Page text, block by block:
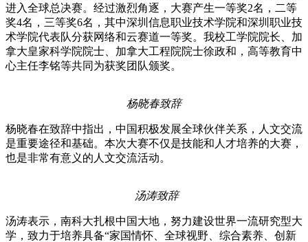
进入全球总决赛。经过激烈角逐，大赛产生一等奖2名，二等
奖4名，三等奖6名，其中深圳信息职业技术学院和深圳职业技
术学院代表队分获网络和云赛道一等奖。我校工学院院长、加
拿大皇家科学院院士、加拿大工程院院士徐政和，高等教育中
心主任李铭等共同为获奖团队颁奖。
杨晓春致辞
杨晓春在致辞中指出，中国积极发展全球伙伴关系，人文交流
是重要途径和基础。本次大赛不仅是技能和人才培养的大赛，
也是非常有意义的人文交流活动。
汤涛致辞
汤涛表示，南科大扎根中国大地，努力建设世界一流研究型大
学，致力于培养具备“家国情怀、全球视野、综合素养、创新